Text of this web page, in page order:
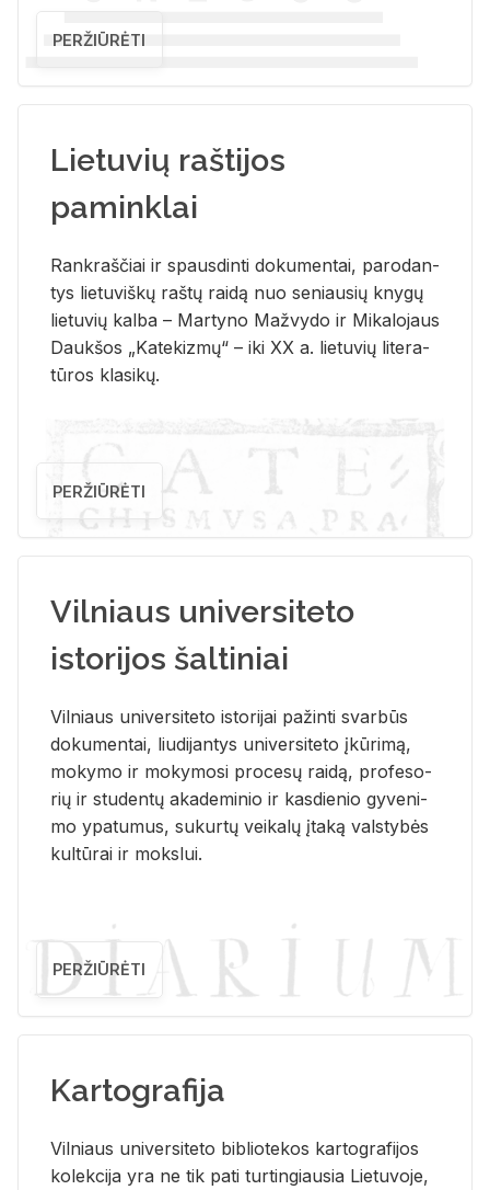
PERŽIŪRĖTI
Lietuvių raštijos
paminklai
Rank­raš­čiai ir spaus­din­ti do­ku­men­tai, pa­ro­dan­
tys lie­tu­viš­kų raš­tų rai­dą nuo se­niau­sių kny­gų
lie­tu­vių kal­ba – Mar­ty­no Ma­žvy­do ir Mi­ka­lo­jaus
Dauk­šos „Ka­te­kiz­mų“ – iki XX a. lie­tu­vių li­te­ra­
tū­ros kla­si­kų.
PERŽIŪRĖTI
Vilniaus universiteto
istorijos šaltiniai
Vil­niaus uni­ver­si­te­to is­to­ri­jai pa­žin­ti svar­būs
do­ku­men­tai, liu­di­jan­tys uni­ver­si­te­to įkū­ri­mą,
mo­ky­mo ir mo­ky­mo­si pro­ce­sų rai­dą, pro­fe­so­
rių ir stu­den­tų aka­de­mi­nio ir kas­die­nio gy­ve­ni­
mo ypa­tu­mus, su­kur­tų vei­ka­lų įta­ką vals­ty­bės
kul­tū­rai ir moks­lui.
PERŽIŪRĖTI
Kartografija
Vil­niaus uni­ver­si­te­to bi­b­lio­te­kos kar­to­gra­fi­jos
ko­lek­ci­ja yra ne tik pati tur­tin­giau­sia Lie­tu­vo­je,